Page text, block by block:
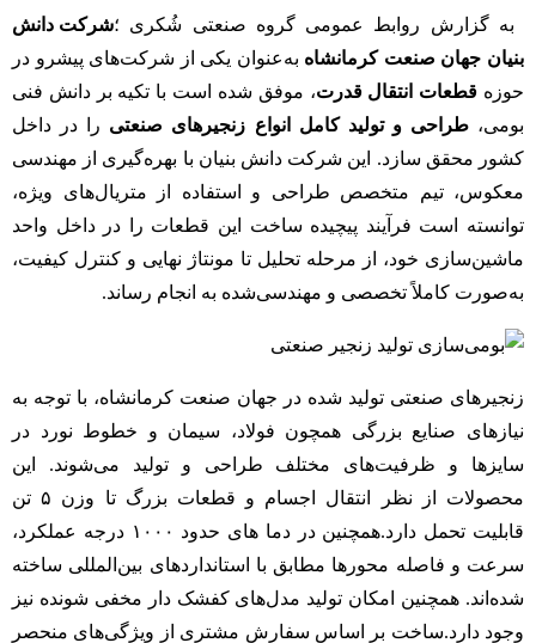
به گزارش روابط عمومی گروه صنعتی شُکری ؛شرکت دانش
بنیان جهان صنعت کرمانشاه به‌عنوان یکی از شرکت‌های پیشرو در
حوزه قطعات انتقال قدرت، موفق شده است با تکیه بر دانش فنی
بومی،طراحی و تولید کامل انواع زنجیرهای صنعتی را در داخل
کشور محقق سازد. این شرکت دانش بنیان با بهره‌گیری از مهندسی
معکوس، تیم متخصص طراحی و استفاده از متریال‌های ویژه،
توانسته است فرآیند پیچیده ساخت این قطعات را در داخل واحد
ماشین‌سازی خود، از مرحله تحلیل تا مونتاژ نهایی و کنترل کیفیت،
به‌صورت کاملاً تخصصی و مهندسی‌شده به انجام رساند.
زنجیرهای صنعتی تولید شده در جهان صنعت کرمانشاه، با توجه به
نیازهای صنایع بزرگی همچون فولاد، سیمان و خطوط نورد در
سایزها و ظرفیت‌های مختلف طراحی و تولید می‌شوند. این
محصولات از نظر انتقال اجسام و قطعات بزرگ تا وزن ۵ تن
قابلیت تحمل دارد.همچنین در دما های حدود ۱۰۰۰ درجه عملکرد،
سرعت و فاصله محورها مطابق با استانداردهای بین‌المللی ساخته
شده‌اند. همچنین امکان تولید مدل‌های کفشک دار مخفی شونده نیز
وجود دارد.ساخت بر اساس سفارش مشتری از ویژگی‌های منحصر